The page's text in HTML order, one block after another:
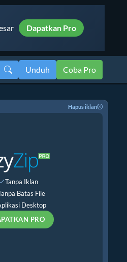
Dapatkan Pro
Unduh Coba Pro
Hapus iklan
Tanpa Iklan
Batas File
Desktop
PRO